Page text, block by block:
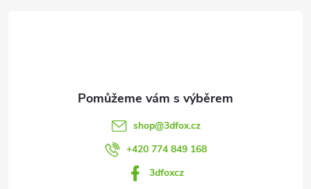
shop@3dfox.cz
+420 774 849 168
3dfoxcz